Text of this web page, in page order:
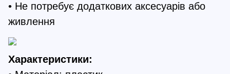
• Не потребує додаткових аксесуарів або
живлення
Характеристики: